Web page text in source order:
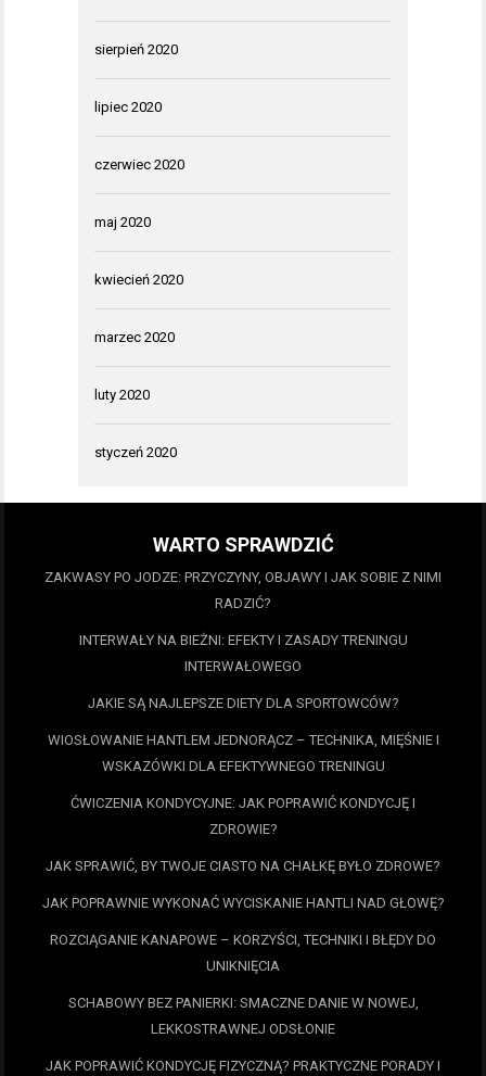
sierpień 2020
lipiec 2020
czerwiec 2020
maj 2020
kwiecień 2020
marzec 2020
luty 2020
styczeń 2020
WARTO SPRAWDZIĆ
ZAKWASY PO JODZE: PRZYCZYNY, OBJAWY I JAK SOBIE Z NIMI
RADZIĆ?
INTERWAŁY NA BIEŻNI: EFEKTY I ZASADY TRENINGU
INTERWAŁOWEGO
JAKIE SĄ NAJLEPSZE DIETY DLA SPORTOWCÓW?
WIOSŁOWANIE HANTLEM JEDNORĄCZ – TECHNIKA, MIĘŚNIE I
WSKAZÓWKI DLA EFEKTYWNEGO TRENINGU
ĆWICZENIA KONDYCYJNE: JAK POPRAWIĆ KONDYCJĘ I
ZDROWIE?
JAK SPRAWIĆ, BY TWOJE CIASTO NA CHAŁKĘ BYŁO ZDROWE?
JAK POPRAWNIE WYKONAĆ WYCISKANIE HANTLI NAD GŁOWĘ?
ROZCIĄGANIE KANAPOWE – KORZYŚCI, TECHNIKI I BŁĘDY DO
UNIKNIĘCIA
SCHABOWY BEZ PANIERKI: SMACZNE DANIE W NOWEJ,
LEKKOSTRAWNEJ ODSŁONIE
JAK POPRAWIĆ KONDYCJĘ FIZYCZNĄ? PRAKTYCZNE PORADY I